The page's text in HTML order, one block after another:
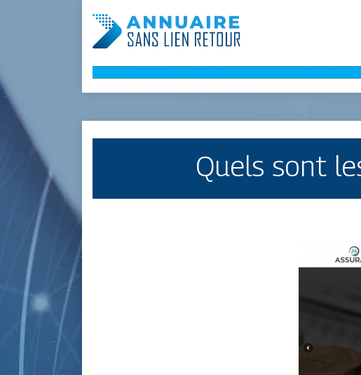
Quels sont